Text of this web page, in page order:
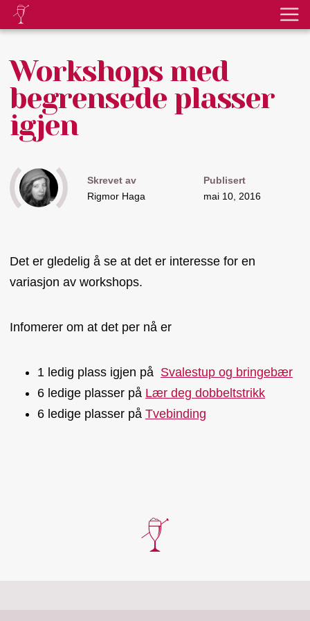
Workshops med
begrensede plasser
igjen
Skrevet av
Rigmor Haga
Publisert
mai 10, 2016
Det er gledelig å se at det er interesse for en
variasjon av workshops.
Infomerer om at det per nå er
1 ledig plass igjen på Svalestup og bringebær
6 ledige plasser på Lær deg dobbeltstrikk
6 ledige plasser på Tvebinding